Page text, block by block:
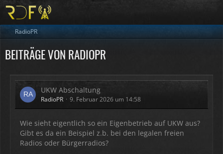
RadioPR
BEITRÄGE VON RADIOPR
UKW Abschaltung
RadioPR 9. Februar 2026 um 14:58
Wie sieht eigentlich so ein Eigenbetrieb auf UKW aus?
Gibt es da ein Beispiel z.b. bei den legalen freien
Radios oder Bürgerradios?